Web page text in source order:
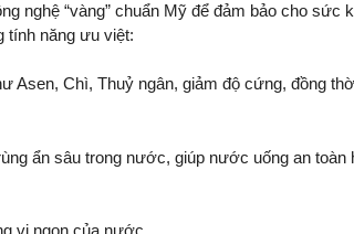
nghệ “vàng” chuẩn Mỹ để đảm bảo cho sức
tính năng ưu việt:
Asen, Chì, Thuỷ ngân, giảm độ cứng, đồng
ẩn sâu trong nước, giúp nước uống an toàn
vị ngon của nước